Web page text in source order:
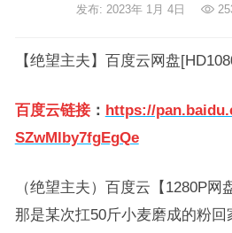
发布: 2023年 1月 4日
【绝望主夫】百度云网盘
百度云链接： https://
SZwMlby7fgEgQe
（绝望主夫）百度云【1280P网
那是某次扛50斤小麦磨成的粉